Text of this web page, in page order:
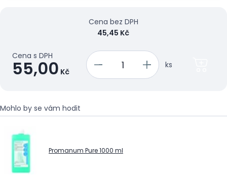
Cena s DPH
55,00 Kč
Cena bez DPH
45,45 Kč
ks
Mohlo by se vám hodit
Promanum Pure 1000 ml